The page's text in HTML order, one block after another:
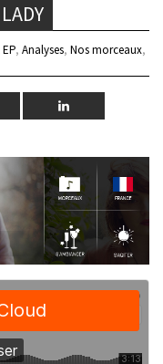
, Analyses, Nos morceaux,